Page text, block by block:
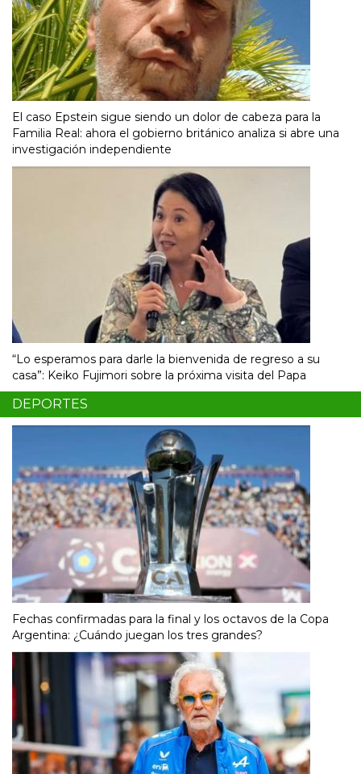
El caso Epstein sigue siendo un dolor de cabeza para la
Familia Real: ahora el gobierno británico analiza si abre una
investigación independiente
“Lo esperamos para darle la bienvenida de regreso a su
casa”: Keiko Fujimori sobre la próxima visita del Papa
DEPORTES
Fechas confirmadas para la final y los octavos de la Copa
Argentina: ¿Cuándo juegan los tres grandes?